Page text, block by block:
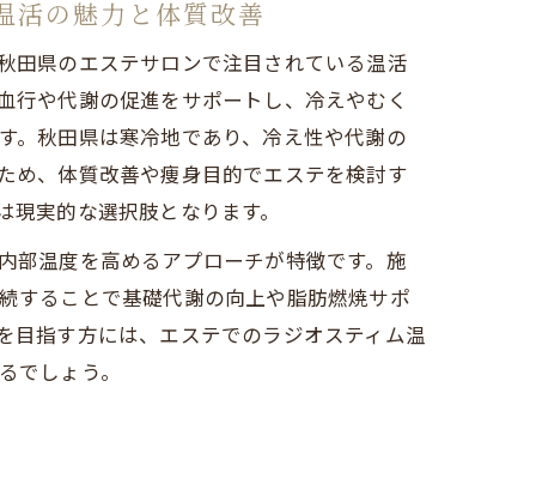
い
活の魅力と体質改善
田県のエステサロンで注目されている温活
行や代謝の促進をサポートし、冷えやむく
。秋田県は寒冷地であり、冷え性や代謝の
め、体質改善や痩身目的でエステを検討す
実的な選択肢となります。
部温度を高めるアプローチが特徴です。施
することで基礎代謝の向上や脂肪燃焼サポ
目指す方には、エステでのラジオスティム温
でしょう。